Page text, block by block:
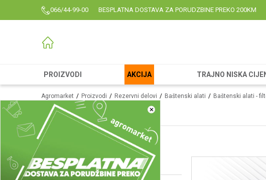
066/44-99-00 BESPLATNA DOSTAVA ZA PORUDZBINE PREKO 200KM
PROIZVODI AKCIJA TRAJNO NISKA
×
Agromarket Proizvodi Rezervni delovi Baštenski alati Baštenski alati -
Filteri - za gorivo
Filteri - za vazduh
(56)
Filteri - za ulje(2)